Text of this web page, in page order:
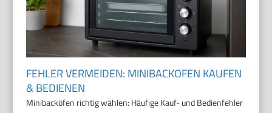
FEHLER VERMEIDEN: MINIBACKOFEN KAUFEN
& BEDIENEN
Minibacköfen richtig wählen: Häufige Kauf- und Bedienfehler